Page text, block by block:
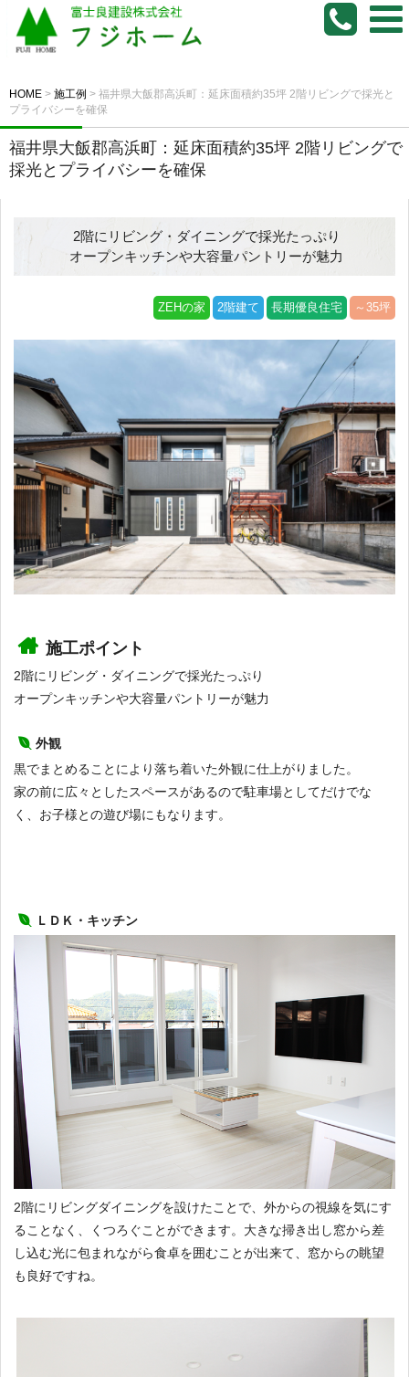
HOME > 施工例 > 福井県大飯郡高浜町：延床面積約35坪 2階リビングで採光と
プライバシーを確保
福井県大飯郡高浜町：延床面積約35坪 2階リビングで
採光とプライバシーを確保
2階にリビング・ダイニングで採光たっぷり
オープンキッチンや大容量パントリーが魅力
～35坪
ZEHの家 2階建て 長期優良住宅
施工ポイント
2階にリビング・ダイニングで採光たっぷり
オープンキッチンや大容量パントリーが魅力
外観
黒でまとめることにより落ち着いた外観に仕上がりました。
家の前に広々としたスペースがあるので駐車場としてだけでな
く、お子様との遊び場にもなります。
ＬＤＫ・キッチン
2階にリビングダイニングを設けたことで、外からの視線を気にす
ることなく、くつろぐことができます。大きな掃き出し窓から差
し込む光に包まれながら食卓を囲むことが出来て、窓からの眺望
も良好ですね。